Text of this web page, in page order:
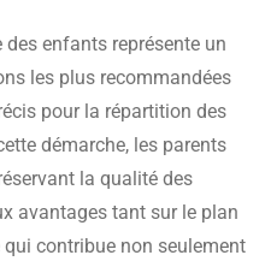
enfants représente un
les plus recommandées
pour la répartition des
démarche, les parents
la qualité des
avantages tant sur le plan
contribue non seulement